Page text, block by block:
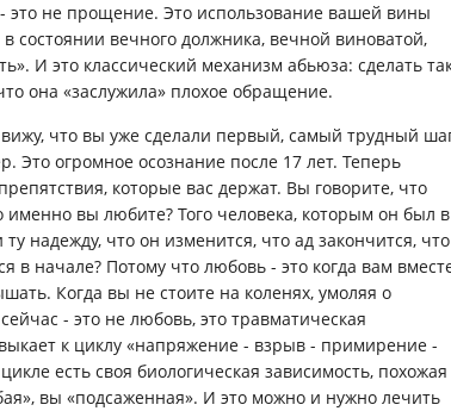
- это не прощение. Это использование вашей вины
состоянии вечного должника, вечной виноватой,
И это классический механизм абьюза: сделать
она «заслужила» плохое обращение.
что вы уже сделали первый, самый трудный
Это огромное осознание после 17 лет. Теперь
которые вас держат. Вы говорите, что
именно вы любите? Того человека, которым он был в
надежду, что он изменится, что ад закончится, что
в начале? Потому что любовь - это когда вам
Когда вы не стоите на коленях, умоляя о
- это не любовь, это травматическая
к циклу «напряжение - взрыв - примирение -
есть своя биологическая зависимость, похожая
вы «подсаженная». И это можно и нужно лечить